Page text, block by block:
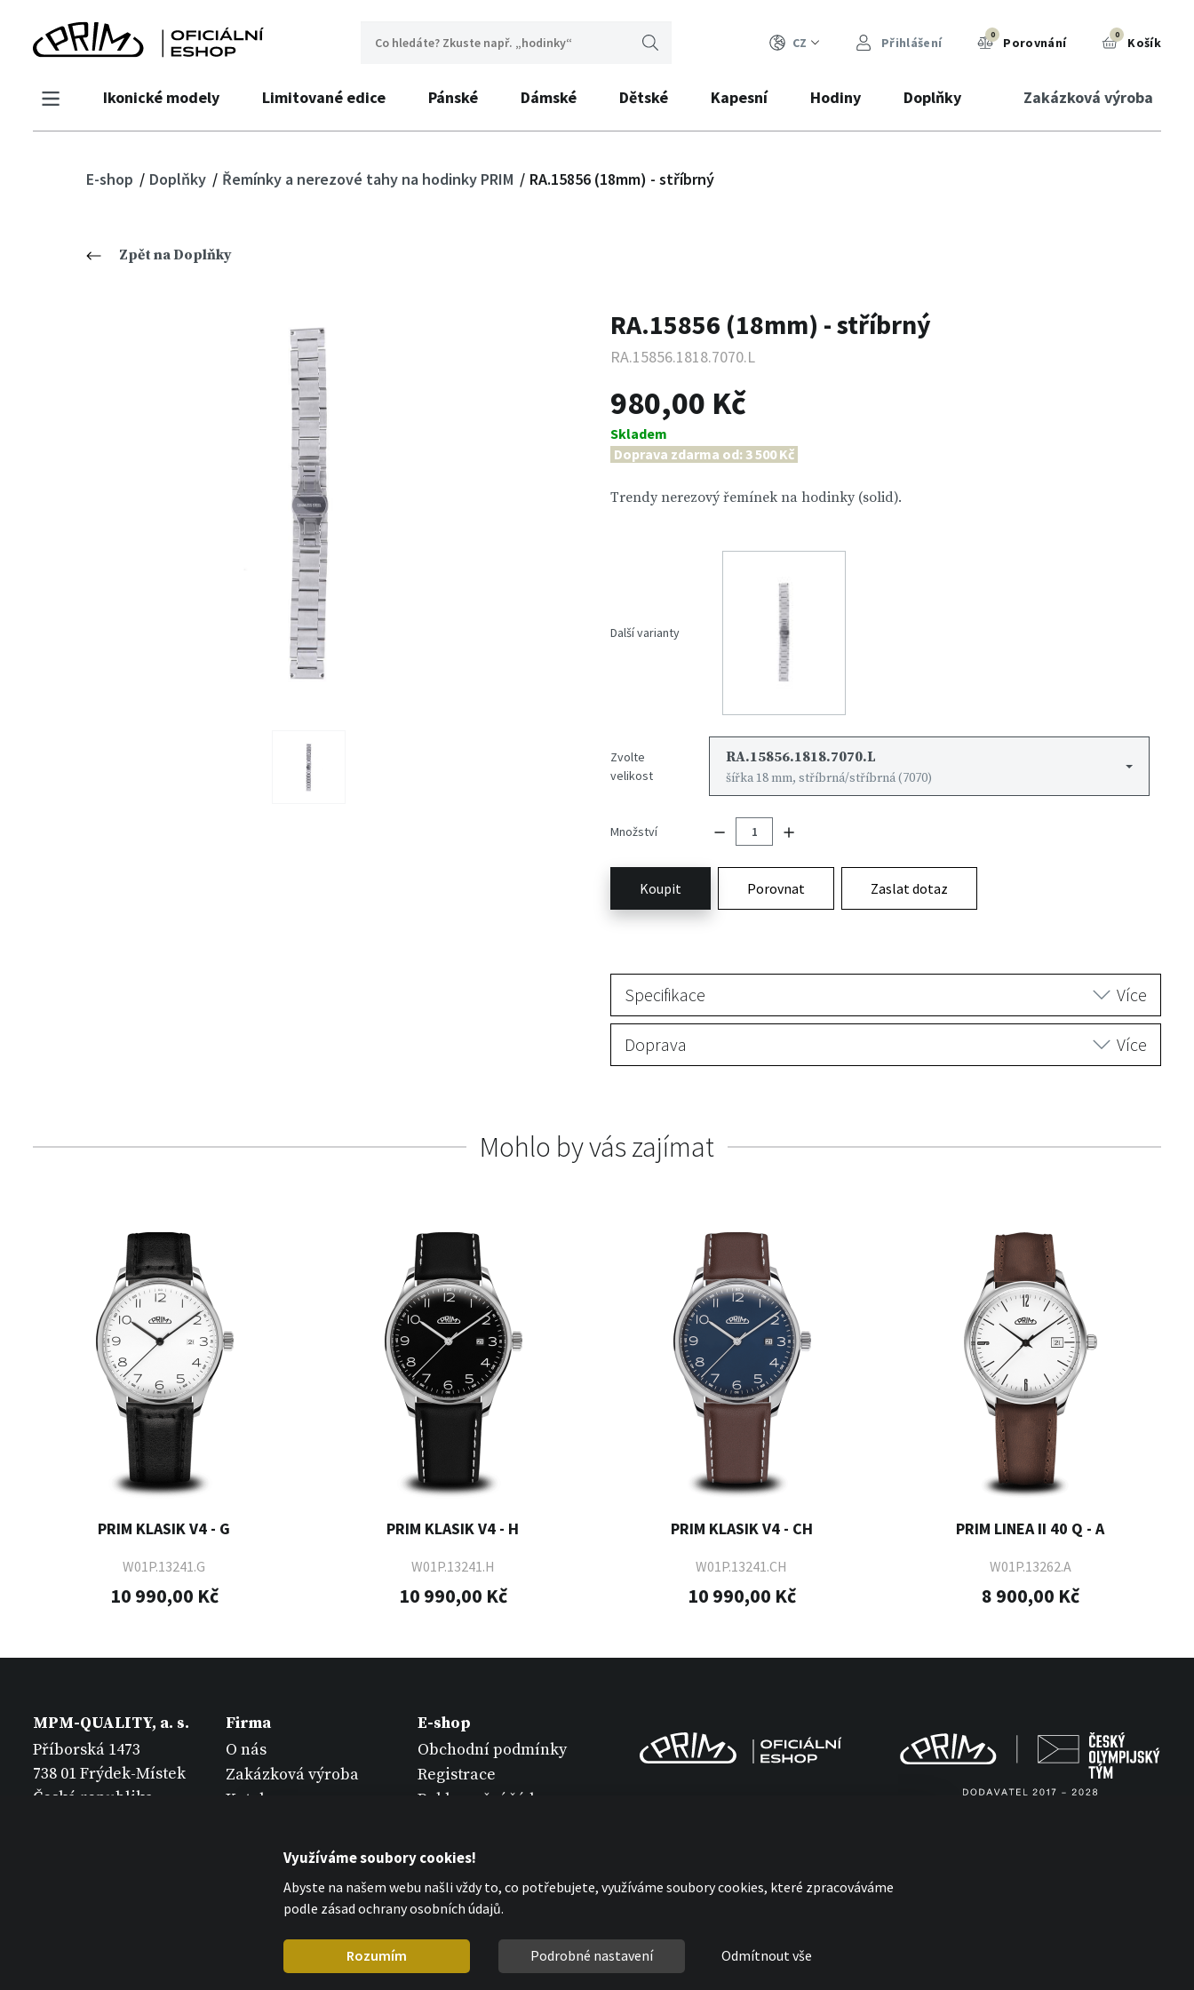
CZ Přihlášení 0 Porovnání 0 Košík
Ikonické modely Limitované edice Pánské Dámské Dětské Kapesní Hodiny Doplňky Zakázková výroba
E-shop Doplňky Řemínky a nerezové tahy na hodinky PRIM RA.15856 (18mm) - stříbrný
Zpět na Doplňky
RA.15856 (18mm) - stříbrný
RA.15856.1818.7070.L
980,00 Kč
Skladem
Doprava zdarma od: 3 500 Kč
Trendy nerezový řemínek na hodinky (solid).
Další varianty
Zvolte
velikost
RA.15856.1818.7070.L
šířka 18 mm, stříbrná/stříbrná (7070)
Množství
Koupit Porovnat Zaslat dotaz
Specifikace Více
Doprava Více
Mohlo by vás zajímat
PRIM KLASIK V4 - G
W01P.13241.G
10 990,00 Kč
PRIM KLASIK V4 - H
W01P.13241.H
10 990,00 Kč
PRIM KLASIK V4 - CH
W01P.13241.CH
10 990,00 Kč
PRIM LINEA II 40 Q - A
W01P.13262.A
8 900,00 Kč
MPM-QUALITY, a. s.
Příborská 1473
738 01 Frýdek-Místek
Česká republika
Firma
O nás
Zakázková výroba
Katalogy
E-shop
Obchodní podmínky
Registrace
Reklamační řád
Údržba hodinek
údajů
Využíváme soubory cookies!
Abyste na našem webu našli vždy to, co potřebujete, využíváme soubory cookies, které zpracováváme
podle zásad ochrany osobních údajů.
Rozumím Podrobné nastavení Odmítnout vše